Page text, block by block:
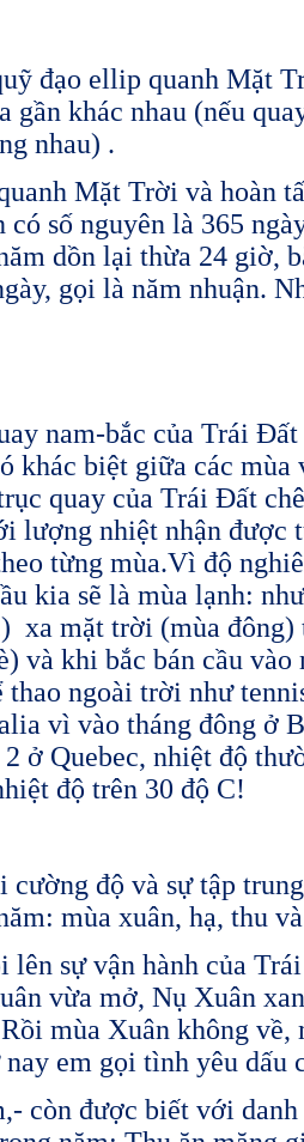
đạo ellip quanh Mặt
khác nhau (nếu
nhau) .
Mặt Trời và hoàn
số nguyên là 365
dồn lại thừa 24 giờ,
gọi là năm nhuận.
nam-bắc của Trái
khác biệt giữa các
quay của Trái Đất
lượng nhiệt nhận được
từng mùa.Vì độ
kia sẽ là mùa lạnh:
xa mặt trời (mùa
và khi bắc bán cầu
thao ngoài trời như
vì vào tháng đông ở
2 ở Quebec, nhiệt độ
độ trên 30 độ C!
cường độ và sự tập
mùa xuân, hạ, thu
lên sự vận hành của
vừa mở, Nụ Xuân
mùa Xuân không
em gọi tình yêu dấu
còn được biết với